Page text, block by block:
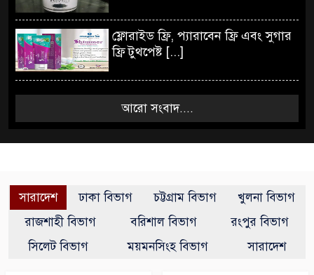
ফ্লোরাইড ফ্রি, প্যারাবেন ফ্রি এবং সুগার
ফ্রি টুথপেষ্ট [...]
আরো সংবাদ....
সারাদেশ ঢাকা বিভাগ চট্টগ্রাম বিভাগ
খুলনা বিভাগ
রাজশাহী বিভাগ
বরিশাল বিভাগ
রংপুর বিভাগ
সিলেট বিভাগ
ময়মনসিংহ বিভাগ সারাদেশ